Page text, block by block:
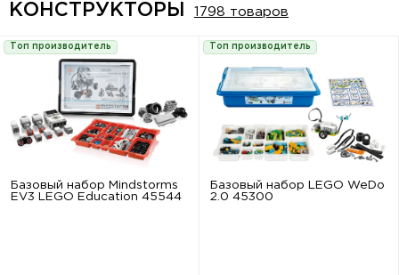
КОНСТРУКТОРЫ 1798 товаров
Топ производитель
Базовый набор Mindstorms
EV3 LEGO Education 45544
Топ производитель
Базовый набор LEGO WeDo
2.0 45300